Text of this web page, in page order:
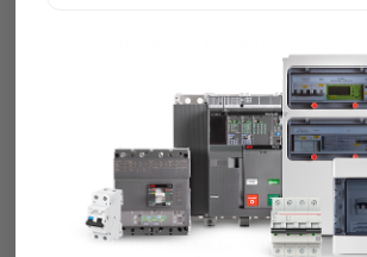
Protezione contro gli scatti
Frequenza
Temperatura di impiego